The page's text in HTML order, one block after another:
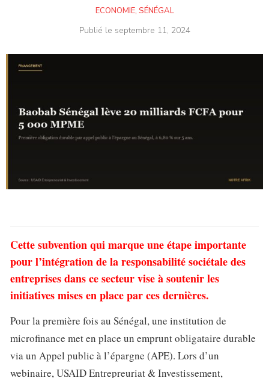
ECONOMIE, SÉNÉGAL
Publié le septembre 11, 2024
Cette subvention qui marque une étape importante
pour l’intégration de la responsabilité sociétale des
entreprises dans ce secteur vise à soutenir les
initiatives mises en place par ces dernières.
Pour la première fois au Sénégal, une institution de
microfinance met en place un emprunt obligataire durable
via un Appel public à l’épargne (APE). Lors d’un
webinaire, USAID Entrepreuriat & Investissement,